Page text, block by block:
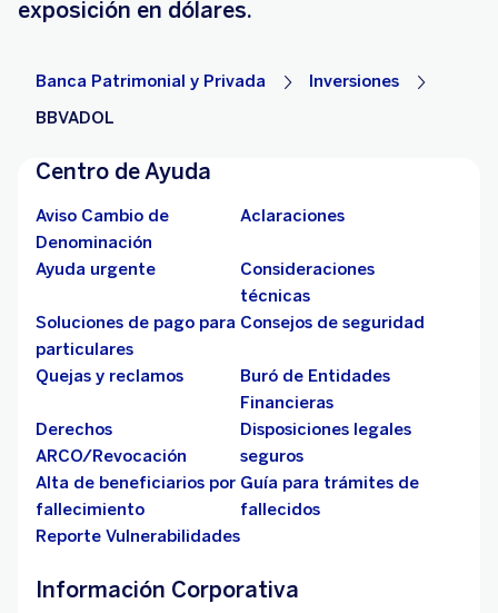
exposición en dólares.
Banca Patrimonial y Privada
Inversiones
BBVADOL
Centro de Ayuda
Aviso Cambio de
Denominación
Aclaraciones
Ayuda urgente
Consideraciones
técnicas
Soluciones de pago para
particulares
Consejos de seguridad
Quejas y reclamos
Buró de Entidades
Financieras
Derechos
ARCO/Revocación
Disposiciones legales
seguros
Alta de beneficiarios por
fallecimiento
Guía para trámites de
fallecidos
Reporte Vulnerabilidades
Información Corporativa